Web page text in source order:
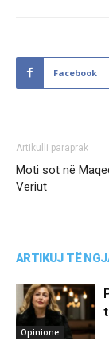
Facebook
Artikulli paraprak
Moti sot në
Veriut
ARTIKUJ TË
Opinione